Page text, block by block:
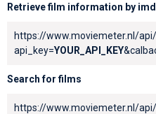
Retrieve film information by
https://www.moviemeter.nl/
api_key=YOUR_API_KEY
Search for films
https://www.moviemeter.nl/